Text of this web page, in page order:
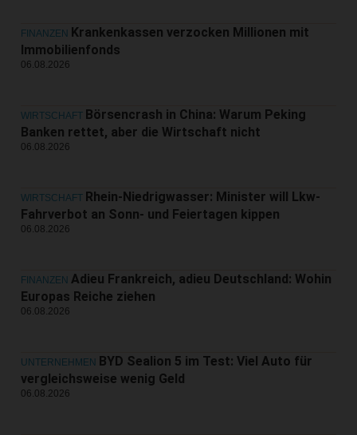
FINANZEN
Krankenkassen verzocken Millionen mit
Immobilienfonds
06.08.2026
WIRTSCHAFT Börsencrash in China: Warum Peking
Banken rettet, aber die Wirtschaft nicht
06.08.2026
WIRTSCHAFT Rhein-Niedrigwasser: Minister will Lkw-
Fahrverbot an Sonn- und Feiertagen kippen
06.08.2026
FINANZEN Adieu Frankreich, adieu Deutschland: Wohin
Europas Reiche ziehen
06.08.2026
UNTERNEHMEN
BYD Sealion 5 im Test: Viel Auto für
vergleichsweise wenig Geld
06.08.2026